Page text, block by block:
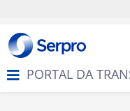
PORTAL DA